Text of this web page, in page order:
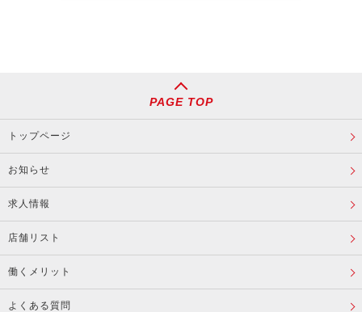
PAGE TOP
トップページ
お知らせ
求人情報
店舗リスト
働くメリット
よくある質問